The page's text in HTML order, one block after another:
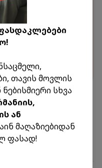
კოდი ჩასმა
თავის მოვლის
სხვა
ან
მაღაზიებიდან
ფასად!